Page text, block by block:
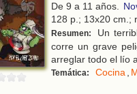
De 9 a 11 años.
128 p.; 13x20 cm.;
Resumen:
Un
corre un grave
arreglar todo el lío
Temática: Cocina,